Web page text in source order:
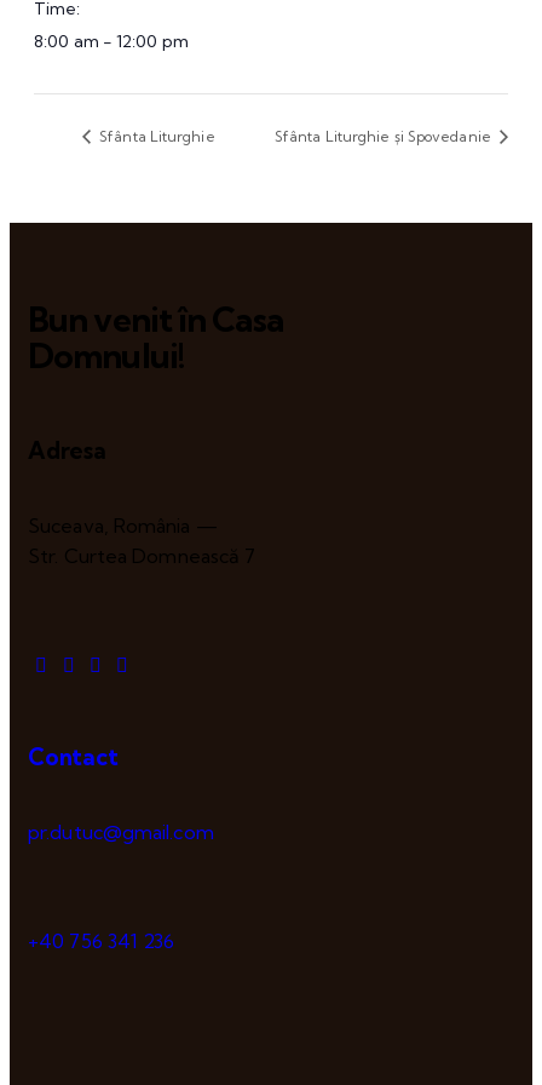
Time:
8:00 am - 12:00 pm
Sfânta Liturghie Sfânta Liturghie și Spovedanie
Bun venit în Casa
Domnului!
Adresa
Suceava, România —
Str. Curtea Domnească 7
Contact
pr.dutuc@gmail.com
+40 756 341 236